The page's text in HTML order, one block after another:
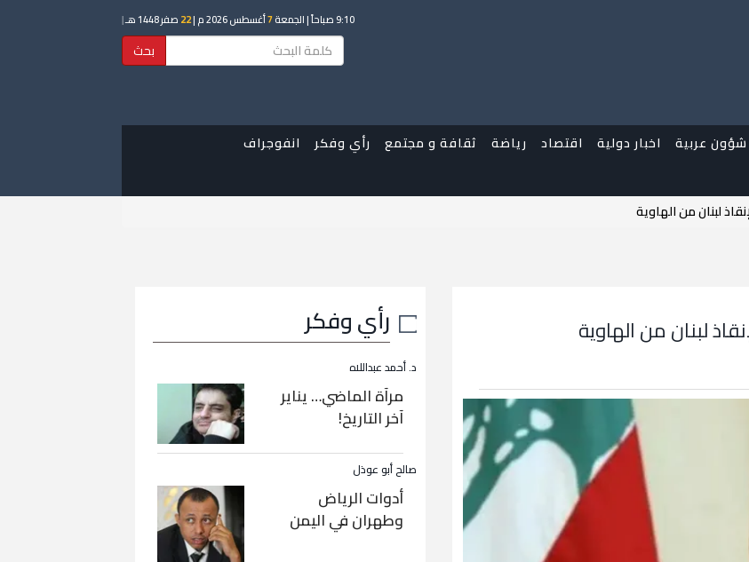
9:10 صباحاً | الجمعة7أغسطس 2026 م | 22 صفر 1448 هـ |
بحث
شؤون عربية اخبار دولية اقتصاد رياضة ثقافة و مجتمع رأي وفكر
انفوجراف
لبنان من الهاوية
لبنان من الهاوية رأي وفكر
د. أحمد عبداللاه
مرآة الماضي… يناير
آخر التاريخ!
صالح أبو عوذل
أدوات الرياض
وطهران في اليمن